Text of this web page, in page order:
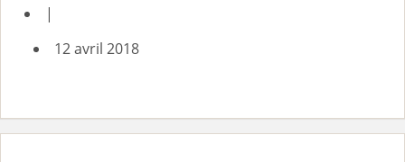
|
12 avril 2018